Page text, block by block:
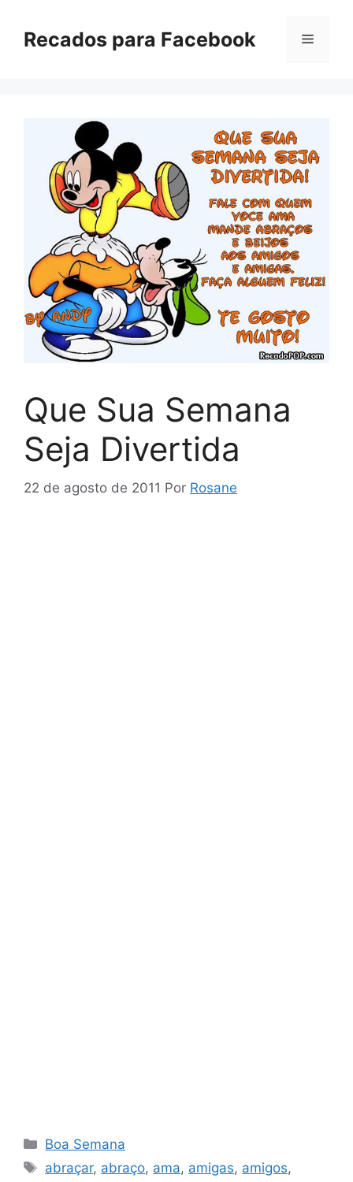
paraRecados para Facebook Menu
Que Sua Semana
Seja Divertida
22 de agosto de 2011 Por Rosane
Categorias
Boa Semana
Tags
abraçar, abraço, ama, amigas, amigos,